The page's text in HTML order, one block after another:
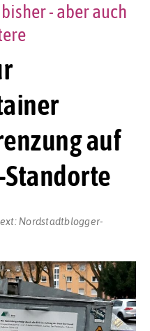
auf
Standorte
- aber auch
Nordstadtblogger-